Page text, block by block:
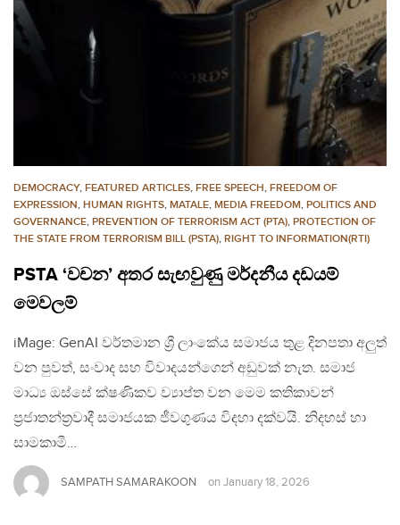
DEMOCRACY, FEATURED ARTICLES, FREE SPEECH, FREEDOM OF
EXPRESSION, HUMAN RIGHTS, MATALE, MEDIA FREEDOM, POLITICS AND
GOVERNANCE, PREVENTION OF TERRORISM ACT (PTA), PROTECTION OF
THE STATE FROM TERRORISM BILL (PSTA), RIGHT TO INFORMATION(RTI)
PSTA ‘වචන’ අතර සැඟවුණු මර්දනීය දඩයම්
මෙවලම්
iMage: GenAI වර්තමාන ශ්‍රී ලාංකේය සමාජය තුළ දිනපතා අලුත්
වන පුවත්, සංවාද සහ විවාදයන්ගෙන් අඩුවක් නැත. සමාජ
මාධ්‍ය ඔස්සේ ක්ෂණිකව ව්‍යාප්ත වන මෙම කතිකාවන්
ප්‍රජාතන්ත්‍රවාදී සමාජයක ජීවගුණය විදහා දක්වයි. නිදහස් හා
සාමකාමී…
SAMPATH SAMARAKOON on January 18, 2026